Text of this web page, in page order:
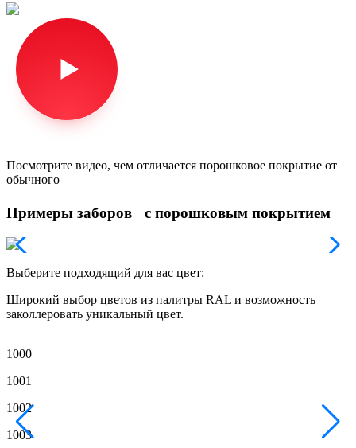
Посмотрите видео, чем отличается порошковое покрытие от
обычного
Примеры заборов с порошковым покрытием
Выберите подходящий для вас цвет:
Широкий выбор цветов из палитры RAL и возможность
заколлеровать уникальный цвет.
1000
1001
1002
1003